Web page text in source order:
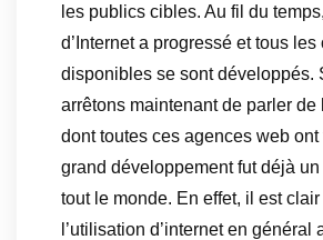
les publics cibles. Au fil du
d’Internet a progressé et tous les
disponibles se sont développés.
arrêtons maintenant de parler de
dont toutes ces agences web
grand développement fut déjà
tout le monde. En effet, il est
l’utilisation d’internet en général